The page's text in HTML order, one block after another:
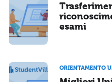
esami
ORIENTAMENTO